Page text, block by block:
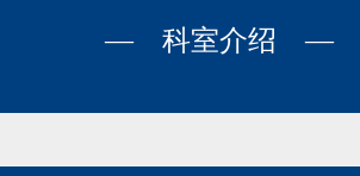
— 科室介绍 —